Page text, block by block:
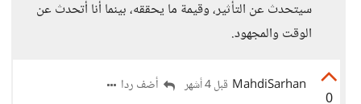
سيتحدث عن التأُثير، وقيمة ما يحققه، بينما أنا أتحدث عن
الوقت والمجهود.
0
MahdiSarhan قبل 4 أشهر أضف ردا